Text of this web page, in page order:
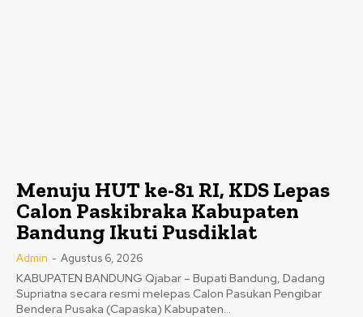
Menuju HUT ke-81 RI, KDS Lepas
Calon Paskibraka Kabupaten
Bandung Ikuti Pusdiklat
Admin - Agustus 6, 2026
KABUPATEN BANDUNG Qjabar – Bupati Bandung, Dadang
Supriatna secara resmi melepas Calon Pasukan Pengibar
Bendera Pusaka (Capaska) Kabupaten...